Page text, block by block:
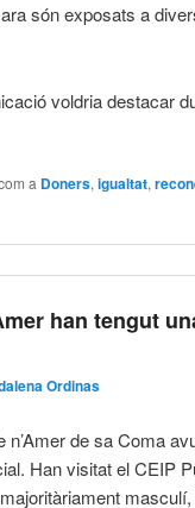
són exposats a
voldria destacar
a Doners,igualtat,
han tengut
Ordinas
de sa Coma
Han visitat el CEIP